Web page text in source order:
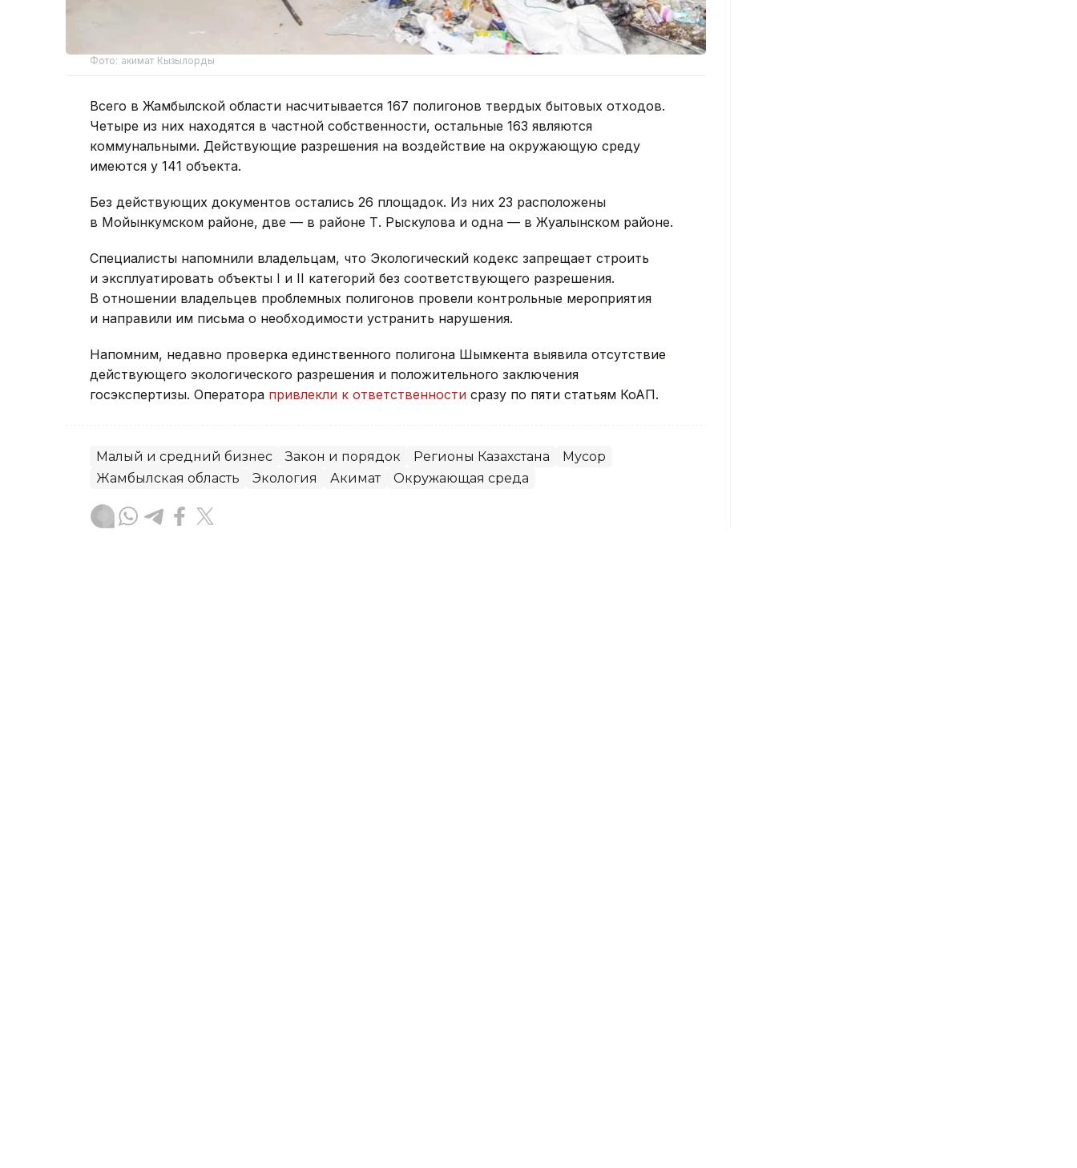
Фото: акимат Кызылорды
Всего в Жамбылской области насчитывается 167 полигонов твердых бытовых отходов.
Четыре из них находятся в частной собственности, остальные 163 являются
коммунальными. Действующие разрешения на воздействие на окружающую среду
имеются у 141 объекта.
Без действующих документов остались 26 площадок. Из них 23 расположены
в Мойынкумском районе, две — в районе Т. Рыскулова и одна — в Жуалынском районе.
Специалисты напомнили владельцам, что Экологический кодекс запрещает строить
и эксплуатировать объекты I и II категорий без соответствующего разрешения.
В отношении владельцев проблемных полигонов провели контрольные мероприятия
и направили им письма о необходимости устранить нарушения.
Напомним, недавно проверка единственного полигона Шымкента выявила отсутствие
действующего экологического разрешения и положительного заключения
госэкспертизы. Оператора привлекли к ответственности сразу по пяти статьям КоАП.
Малый и средний бизнес Закон и порядок Регионы Казахстана
Мусор
Жамбылская область
Экология Акимат Окружающая среда